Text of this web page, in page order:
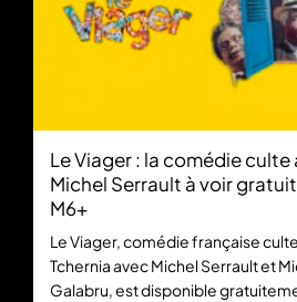
Le Viager : la comédie culte
Michel Serrault à voir
M6+
Le Viager, comédie française
Tchernia avec Michel Serrault et
Galabru, est disponible